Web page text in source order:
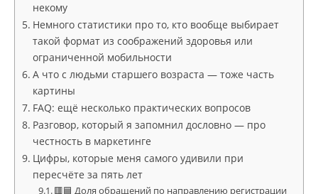
некому
Немного статистики про то, кто вообще выбирает
такой формат из соображений здоровья или
ограниченной мобильности
А что с людьми старшего возраста — тоже часть
картины
FAQ: ещё несколько практических вопросов
Разговор, который я запомнил дословно — про
честность в маркетинге
Цифры, которые меня самого удивили при
пересчёте за пять лет
🟥🟦 Доля обращений по направлению регистрации